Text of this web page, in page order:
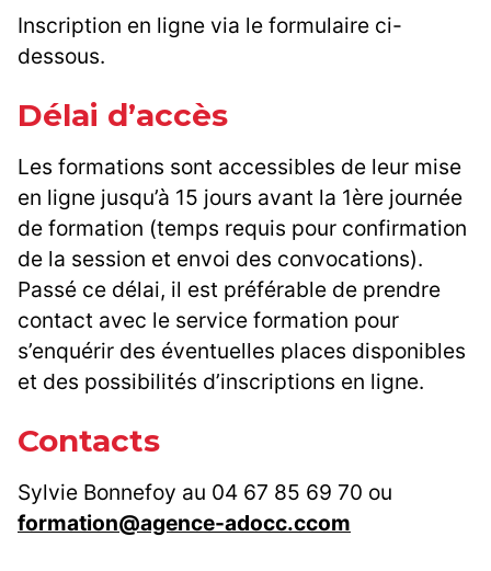
Inscription en ligne via le formulaire ci-
dessous.
Délai d’accès
Les formations sont accessibles de leur mise
en ligne jusqu’à 15 jours avant la 1ère journée
de formation (temps requis pour confirmation
de la session et envoi des convocations).
Passé ce délai, il est préférable de prendre
contact avec le service formation pour
s’enquérir des éventuelles places disponibles
et des possibilités d’inscriptions en ligne.
Contacts
Sylvie Bonnefoy au 04 67 85 69 70 ou
formation@agence-adocc.ccom